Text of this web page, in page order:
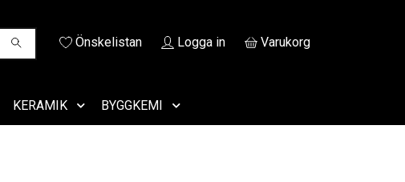
Önskelistan Logga in Varukorg
KERAMIK BYGGKEMI